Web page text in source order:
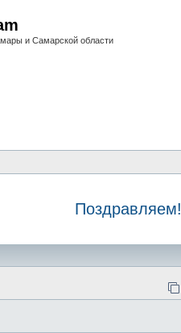
и Самарской области
Поздравляем!